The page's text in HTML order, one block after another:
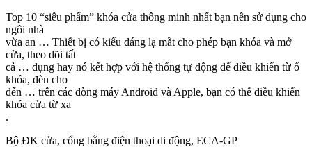
Top 10 “siêu phẩm” khóa cửa thông minh nhất bạn nên sử dụng cho
ngôi nhà
vừa an … Thiết bị có kiểu dáng lạ mắt cho phép bạn khóa và mở
cửa, theo dõi tất
cả … dụng hay nó kết hợp với hệ thống tự động để điều khiển từ ổ
khóa, đèn cho
đến … trên các dòng máy Android và Apple, bạn có thể điều khiển
khóa cửa từ xa
.
Bộ ĐK cửa, cổng bằng điện thoại di động, ECA-GP